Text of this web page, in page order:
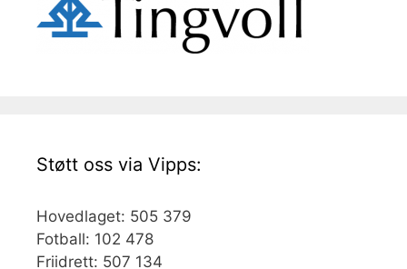
Støtt oss via Vipps:
Hovedlaget: 505 379
Fotball: 102 478
Friidrett: 507 134